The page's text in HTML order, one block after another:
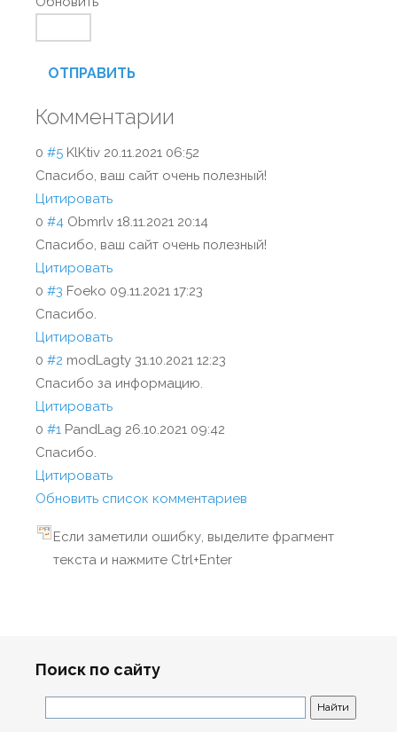
ОТПРАВИТЬ
Комментарии
0 #5 KlKtiv 20.11.2021 06:52
Спасибо, ваш сайт очень полезный!
Цитировать
0 #4 Оbmrlv 18.11.2021 20:14
Спасибо, ваш сайт очень полезный!
Цитировать
0 #3 Foeko 09.11.2021 17:23
Спасибо.
Цитировать
0 #2 modLagty 31.10.2021 12:23
Спасибо за информацию.
Цитировать
0 #1 PandLag 26.10.2021 09:42
Спасибо.
Цитировать
Обновить список комментариев
Если заметили ошибку, выделите фрагмент
текста и нажмите Ctrl+Enter
Поиск по сайту